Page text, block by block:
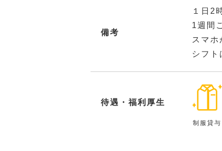
備考
１日2
1週間
スマホ
シフト
待遇・福利厚生
制服貸与